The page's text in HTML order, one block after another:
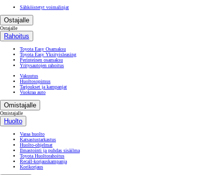
Sähköistetyt voimalinjat
Ostajalle
Ostajalle
Rahoitus
Toyota Easy Osamaksu
Toyota Easy Yksityisleasing
Perinteinen osamaksu
Yritysautojen rahoitus
Vakuutus
Huoltosopimus
Tarjoukset ja kampanjat
Vuokraa auto
Omistajalle
Omistajalle
Huolto
Varaa huolto
Katsastustarkastus
Huolto-ohjelmat
Ilmastointi ja puhdas sisäilma
Toyota Huoltorahoitus
Recall-korjauskampanja
Korikorjaus